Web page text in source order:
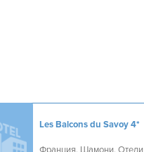
Les Balcons du Savoy4*